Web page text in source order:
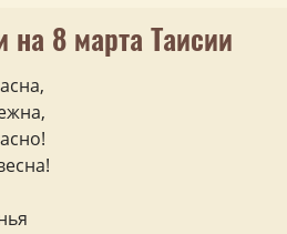
на 8 марта Таисии